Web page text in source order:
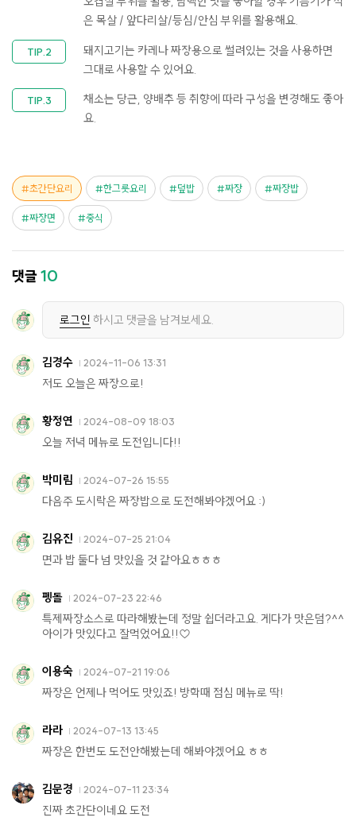
은 목살 / 앞다리살/등심/안심 부위를 활용해요.
돼지고기는 카레나 짜장용으로 썰려있는 것을 사용하면
그대로 사용할 수 있어요.
채소는 당근, 양배추 등 취향에 따라 구성을 변경해도 좋아
요.
초간단요리 한그릇요리 덮밥 짜장 짜장밥
짜장면 중식
댓글10
로그인 하시고 댓글을 남겨보세요.
김경수 2024-11-06 13:31
저도 오늘은 짜장으로!
황정연 2024-08-09 18:03
오늘 저녁 메뉴로 도전입니다!!
박미림 2024-07-26 15:55
다음주 도시락은 짜장밥으로 도전해봐야겠어요 :)
김유진 2024-07-25 21:04
면과 밥 둘다 넘 맛있을 것 같아요ㅎㅎㅎ
펭돌 2024-07-23 22:46
특제짜장소스로 따라해봤는데 정말 쉽더라고요. 게다가 맛은덤?^^
아이가 맛있다고 잘먹었어요!!♡
이용숙 2024-07-21 19:06
짜장은 언제나 먹어도 맛있죠! 방학때 점심 메뉴로 딱!
라라 2024-07-13 13:45
짜장은 한번도 도전안해봤는데 해봐야겠어요 ㅎㅎ
김문경 2024-07-11 23:34
진짜 초간단이네요 도전